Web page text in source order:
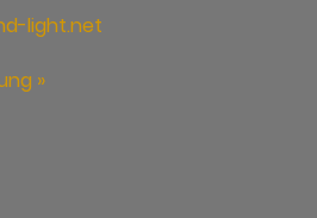
light.net
»